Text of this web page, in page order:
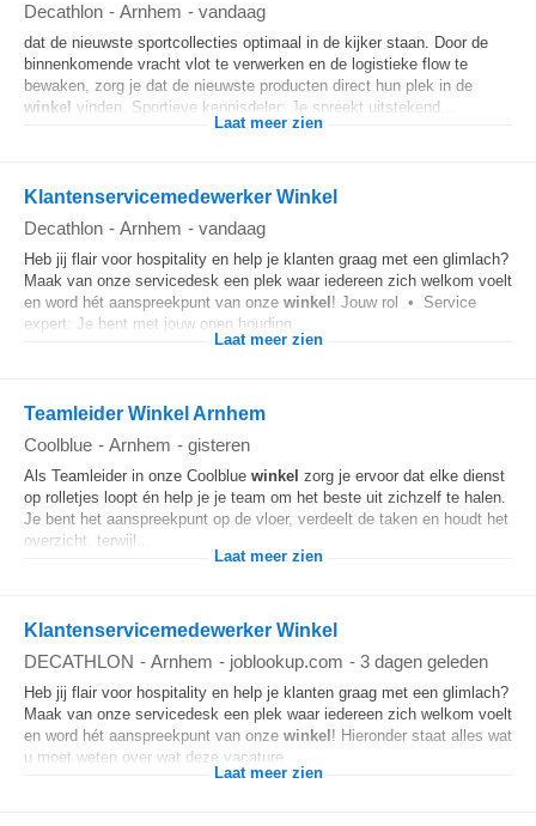
Decathlon - Arnhem - vandaag
dat de nieuwste sportcollecties optimaal in de kijker staan. Door de
binnenkomende vracht vlot te verwerken en de logistieke flow te
bewaken, zorg je dat de nieuwste producten direct hun plek in de
winkel vinden. Sportieve kennisdeler: Je spreekt uitstekend...
Laat meer zien
Klantenservicemedewerker Winkel
Decathlon - Arnhem - vandaag
Heb jij flair voor hospitality en help je klanten graag met een glimlach?
Maak van onze servicedesk een plek waar iedereen zich welkom voelt
en word hét aanspreekpunt van onze winkel! Jouw rol • Service
expert: Je bent met jouw open houding...
Laat meer zien
Teamleider Winkel Arnhem
Coolblue - Arnhem - gisteren
Als Teamleider in onze Coolblue winkel zorg je ervoor dat elke dienst
op rolletjes loopt én help je je team om het beste uit zichzelf te halen.
Je bent het aanspreekpunt op de vloer, verdeelt de taken en houdt het
overzicht, terwijl...
Laat meer zien
Klantenservicemedewerker Winkel
DECATHLON - Arnhem - joblookup.com - 3 dagen geleden
Heb jij flair voor hospitality en help je klanten graag met een glimlach?
Maak van onze servicedesk een plek waar iedereen zich welkom voelt
en word hét aanspreekpunt van onze winkel! Hieronder staat alles wat
u moet weten over wat deze vacature...
Laat meer zien